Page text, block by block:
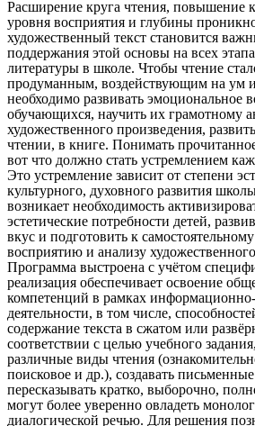
Расширение круга чтения, повышение
уровня восприятия и глубины
художественный текст становится
поддержания этой основы на всех
литературы в школе. Чтобы чтение
продуманным, воздействующим на ум
необходимо развивать эмоциональное
обучающихся, научить их грамотному
художественного произведения,
чтении, в книге. Понимать
вот что должно стать устремлением
Это устремление зависит от степени
культурного, духовного развития
возникает необходимость
эстетические потребности детей,
вкус и подготовить к
восприятию и анализу
Программа выстроена с учётом
реализация обеспечивает освоение
компетенций в рамках
деятельности, в том числе,
содержание текста в сжатом или
соответствии с целью учебного
различные виды чтения
поисковое и др.), создавать
пересказывать кратко, выборочно,
могут более уверенно овладеть
диалогической речью. Для решения